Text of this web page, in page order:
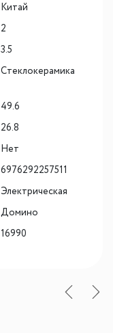
Китай
2
3.5
Cтеклокерамика
49.6
26.8
Нет
6976292257511
Электрическая
Домино
16990